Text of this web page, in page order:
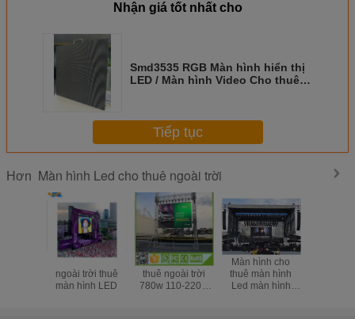
Nhận giá tốt nhất cho
Smd3535 RGB Màn hình hiển thị
LED / Màn hình Video Cho thuê
Tiếp tục
Hơn Màn hình Led cho thuê ngoài trời
ngoài trời thuê
màn hình LED
Màn hình Led cho
thuê ngoài trời
780w 110-220V
Màn hình cho
thuê màn hình
Led màn hình